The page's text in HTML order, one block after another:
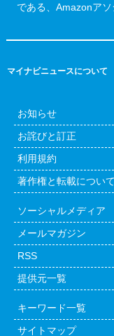
である、Amazonアソ
マイナビニュースについて
お知らせ
お詫びと訂正
利用規約
著作権と転載について
ソーシャルメディア
メールマガジン
RSS
提供元一覧
キーワード一覧
サイトマップ